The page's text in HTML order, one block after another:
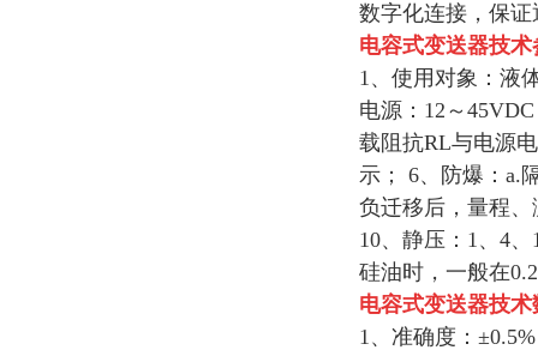
数字化连接，保
电容式变送器技术
1、使用对象：液
电源：12～
载阻抗RL与电源
示； 6、防爆：a.
负迁移后，量程
10、静压：1、4
硅油时，一般在
电容式变送器技术
1、准确度：